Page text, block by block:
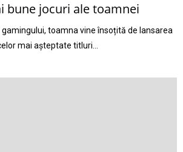
bune jocuri ale toamnei
toamna vine însoțită de lansarea
mai așteptate titluri…